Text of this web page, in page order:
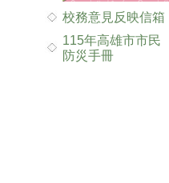
校務意見反映信箱
115年高雄市市民
防災手冊